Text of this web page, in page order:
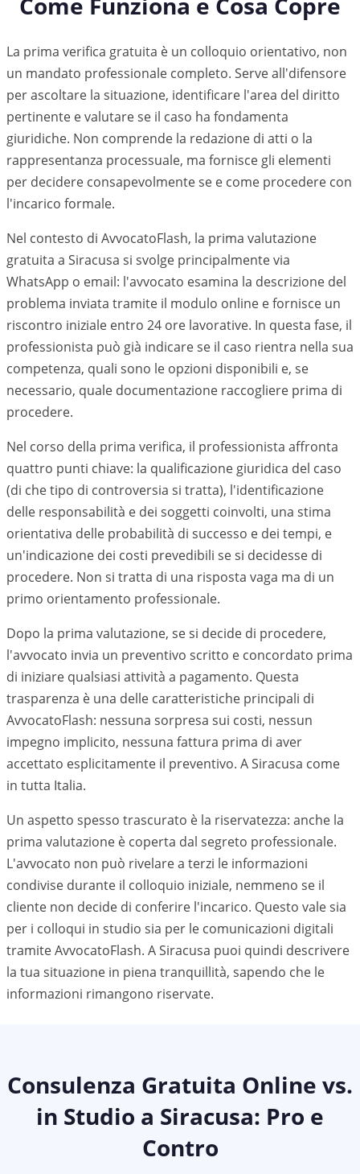
La prima verifica gratuita è un colloquio orientativo, non
un mandato professionale completo. Serve all'difensore
per ascoltare la situazione, identificare l'area del diritto
pertinente e valutare se il caso ha fondamenta
giuridiche. Non comprende la redazione di atti o la
rappresentanza processuale, ma fornisce gli elementi
per decidere consapevolmente se e come procedere con
l'incarico formale.
Nel contesto di AvvocatoFlash, la prima valutazione
gratuita a Siracusa si svolge principalmente via
WhatsApp o email: l'avvocato esamina la descrizione del
problema inviata tramite il modulo online e fornisce un
riscontro iniziale entro 24 ore lavorative. In questa fase, il
professionista può già indicare se il caso rientra nella sua
competenza, quali sono le opzioni disponibili e, se
necessario, quale documentazione raccogliere prima di
procedere.
Nel corso della prima verifica, il professionista affronta
quattro punti chiave: la qualificazione giuridica del caso
(di che tipo di controversia si tratta), l'identificazione
delle responsabilità e dei soggetti coinvolti, una stima
orientativa delle probabilità di successo e dei tempi, e
un'indicazione dei costi prevedibili se si decidesse di
procedere. Non si tratta di una risposta vaga ma di un
primo orientamento professionale.
Dopo la prima valutazione, se si decide di procedere,
l'avvocato invia un preventivo scritto e concordato prima
di iniziare qualsiasi attività a pagamento. Questa
trasparenza è una delle caratteristiche principali di
AvvocatoFlash: nessuna sorpresa sui costi, nessun
impegno implicito, nessuna fattura prima di aver
accettato esplicitamente il preventivo. ASiracusa come
in tutta Italia.
Un aspetto spesso trascurato è la riservatezza: anche la
prima valutazione è coperta dal segreto professionale.
L'avvocato non può rivelare a terzi le informazioni
condivise durante il colloquio iniziale, nemmeno se il
cliente non decide di conferire l'incarico. Questo vale sia
per i colloqui in studio sia per le comunicazioni digitali
tramite AvvocatoFlash. ASiracusa puoi quindi descrivere
la tua situazione in piena tranquillità, sapendo che le
informazioni rimangono riservate.
Consulenza Gratuita Online vs.
in Studio a Siracusa: Pro e
Contro